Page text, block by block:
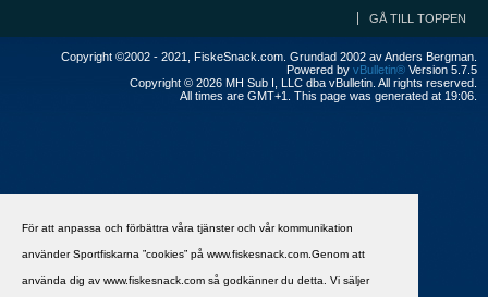
För att anpassa och förbättra våra tjänster och vår kommunikation
använder Sportfiskarna ”cookies” på www.fiskesnack.com.Genom att
använda dig av www.fiskesnack.com så godkänner du detta. Vi säljer
GÅ TILL TOPPEN
Copyright ©2002 - 2021, FiskeSnack.com. Grundad 2002 av Anders Bergman.
Powered by vBulletin® Version 5.7.5
Copyright © 2026 MH Sub I, LLC dba vBulletin. All rights reserved.
All times are GMT+1. This page was generated at 19:06.